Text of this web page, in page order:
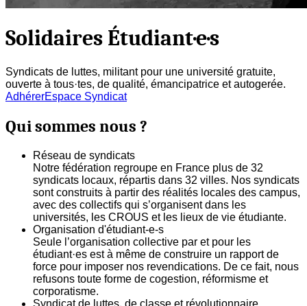
Solidaires Étudiant·e·s
Syndicats de luttes, militant pour une université gratuite,
ouverte à tous·tes, de qualité, émancipatrice et autogerée.
AdhérerEspace Syndicat
Qui sommes nous ?
Réseau de syndicats
Notre fédération regroupe en France plus de 32
syndicats locaux, répartis dans 32 villes. Nos syndicats
sont construits à partir des réalités locales des campus,
avec des collectifs qui s’organisent dans les
universités, les CROUS et les lieux de vie étudiante.
Organisation d'étudiant-e-s
Seule l’organisation collective par et pour les
étudiant·es est à même de construire un rapport de
force pour imposer nos revendications. De ce fait, nous
refusons toute forme de cogestion, réformisme et
corporatisme.
Syndicat de luttes, de classe et révolutionnaire